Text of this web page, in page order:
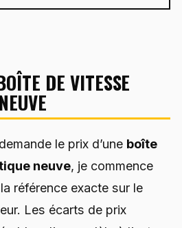
DE VITESSE
le prix d’une boîte
neuve, je commence
référence exacte sur le
Les écarts de prix